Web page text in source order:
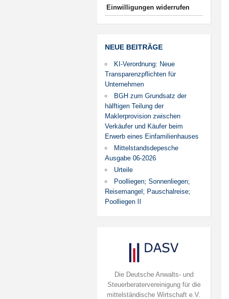
Einwilligungen widerrufen
NEUE BEITRÄGE
KI-Verordnung: Neue
Transparenzpflichten für
Unternehmen
BGH zum Grundsatz der
hälftigen Teilung der
Maklerprovision zwischen
Verkäufer und Käufer beim
Erwerb eines Einfamilienhauses
Mittelstandsdepesche
Ausgabe 06-2026
Urteile
Poolliegen; Sonnenliegen;
Reisemangel; Pauschalreise;
Poolliegen II
Die Deutsche Anwalts- und
Steuerberatervereinigung für die
mittelständische Wirtschaft e.V.